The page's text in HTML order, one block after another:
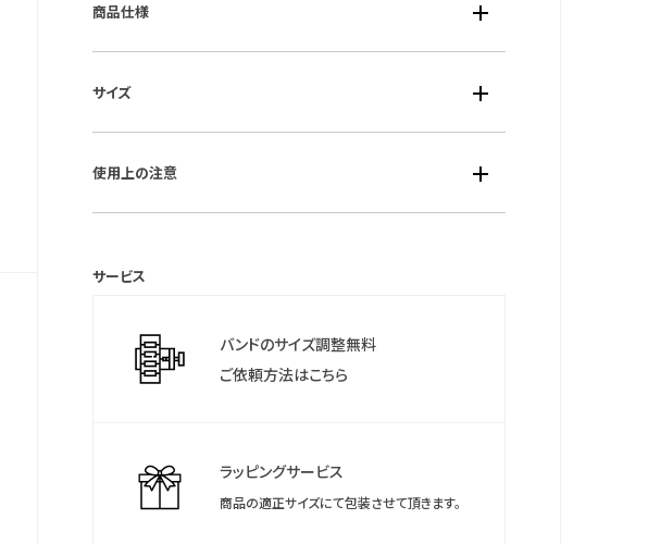
商品仕様
■風防素材：カーブサファイアガラス（スーパークリア コーティン
グ）
■仕様：ソーラー電波・フル充電時約6ヶ月間・パワーセーブ時約
1.5年・クリスタルガラス入りりゅうず・裏ぶた「LIMITED EDITIO
スタート機能・フルオートカレンダー機能・電波修正機能・自動
位置自動修正機能・カレンダー（日付）機能つき・日常生活用強
化防水（10気圧）
サイズ
■重さ：47 g
■ベルト最大：180mm
使用上の注意
＊保証書について
サービス
バンドのサイズ調整無料
ご依頼方法はこちら
ラッピングサービス
商品の適正サイズにて包装させて頂きます。